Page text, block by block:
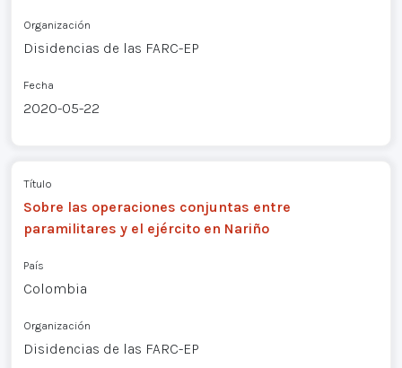
Organización
Disidencias de las FARC-EP
Fecha
2020-05-22
Título
Sobre las operaciones conjuntas entre
paramilitares y el ejército en Nariño
País
Colombia
Organización
Disidencias de las FARC-EP